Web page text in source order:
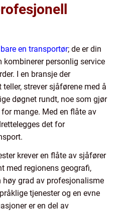
en transportør; de er din
kombinerer personlig service
I en bransje der
strever sjåførene med å
døgnet rundt, noe som gjør
mange. Med en flåte av
det for
krever en flåte av sjåfører
med regionens geografi,
høy grad av profesjonalisme
tjenester og en evne
er en del av